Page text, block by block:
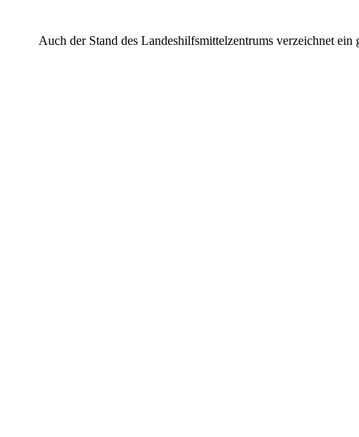
Auch der Stand des Landeshilfsmittelzentrums verzeichnet ein